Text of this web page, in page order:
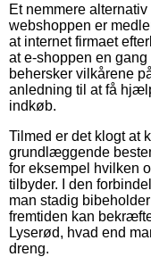
Et nemmere
webshoppen er
at internet firmaet
at e-shoppen en
behersker vilkårene
anledning til at få
indkøb.
Tilmed er det klogt at
grundlæggende
for eksempel hvilken
tilbyder. I den
man stadig
fremtiden kan
Lyserød, hvad end
dreng.